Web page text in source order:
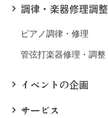
調律・楽器修理調整
ピアノ調律・修理
管弦打楽器修理・調整
イベントの企画
サービス